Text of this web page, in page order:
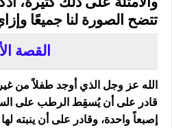
تتضح الصورة لنا جميعًا
القصة
الله عز وجل الذي أوجد طفلاً من
قادر على أن يُسقِط الرطب على
إصبعاً واحدة، وقادر على أن ينبته